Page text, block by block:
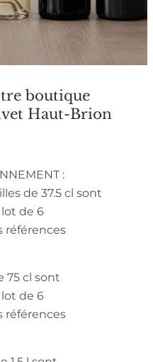
boutique
Haut-Brion
:
de 37.5 cl sont
de 6
références
75 cl sont
de 6
références